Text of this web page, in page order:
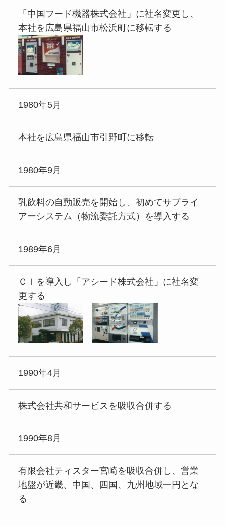
「中国フード機器株式会社」に社名変更し、
本社を広島県福山市松浜町に移転する
1980年5月
本社を広島県福山市引野町に移転
1980年9月
乳飲料の自動販売を開始し、初めてサプライ
アーシステム（物流委託方式）を導入する
1989年6月
ＣＩを導入し「アシード株式会社」に社名変
更する
1990年4月
株式会社共和サービスを吸収合併する
1990年8月
有限会社ティスター宮崎を吸収合併し、営業
地盤が近畿、中国、四国、九州地域一円とな
る